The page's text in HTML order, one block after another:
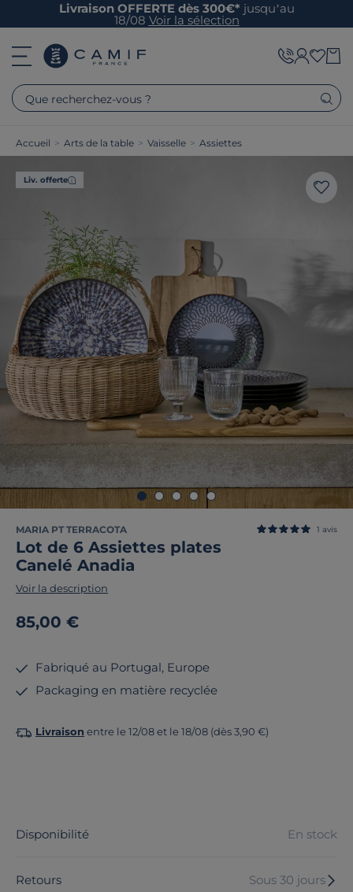
Livraison OFFERTE dès 300€* jusqu’au
18/08 Voir la sélection
Que recherchez-vous ?
Accueil > Arts de la table > Vaisselle > Assiettes
Liv. offerte
MARIA PT TERRACOTA
Lot de 6 Assiettes plates
Canelé Anadia
1 avis
Voir la description
85,00 €
Fabriqué au Portugal, Europe
Packaging en matière recyclée
Livraison entre le 12/08 et le 18/08 (dès 3,90 €)
Disponibilité En stock
Retours Sous 30 jours